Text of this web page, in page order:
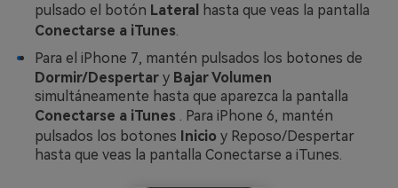
pulsado el botón Lateral hasta que veas la pantalla
Conectarse a iTunes.
Para el iPhone 7, mantén pulsados los botones de
Dormir/Despertar y Bajar Volumen
simultáneamente hasta que aparezca la pantalla
Conectarse a iTunes . Para iPhone 6, mantén
pulsados los botones Inicio y Reposo/Despertar
hasta que veas la pantalla Conectarse a iTunes.